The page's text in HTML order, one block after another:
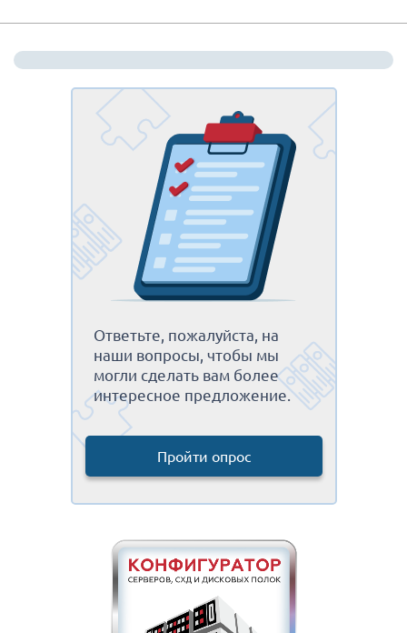
КОНТАКТЫ
Ответьте, пожалуйста, на
наши вопросы, чтобы мы
могли сделать вам более
интересное предложение.
Пройти опрос